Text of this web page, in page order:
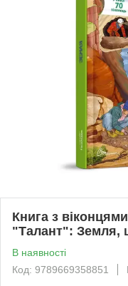
Книга з
"Талант": Земля,
В наявності
Код: 9789669358851